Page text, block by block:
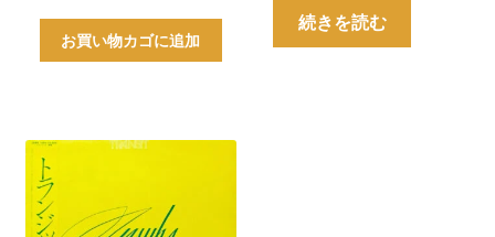
お買い物カゴに追加
続きを読む